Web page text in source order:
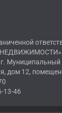
Муниципальный
дом 12,
13-46